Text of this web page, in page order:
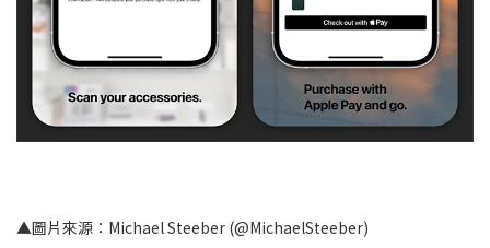
▲圖片來源：Michael Steeber (@MichaelSteeber)